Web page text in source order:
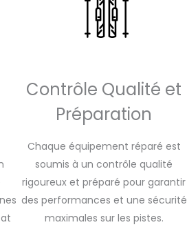
Contrôle Qualité et
Préparation
Chaque équipement réparé est
soumis à un contrôle qualité
rigoureux et préparé pour garantir
des performances et une sécurité
maximales sur les pistes.